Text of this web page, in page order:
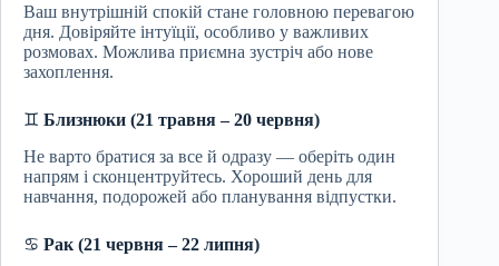
Ваш внутрішній спокій стане головною перевагою
дня. Довіряйте інтуїції, особливо у важливих
розмовах. Можлива приємна зустріч або нове
захоплення.
♊ Близнюки (21 травня – 20 червня)
Не варто братися за все й одразу — оберіть один
напрям і сконцентруйтесь. Хороший день для
навчання, подорожей або планування відпустки.
♋ Рак (21 червня – 22 липня)